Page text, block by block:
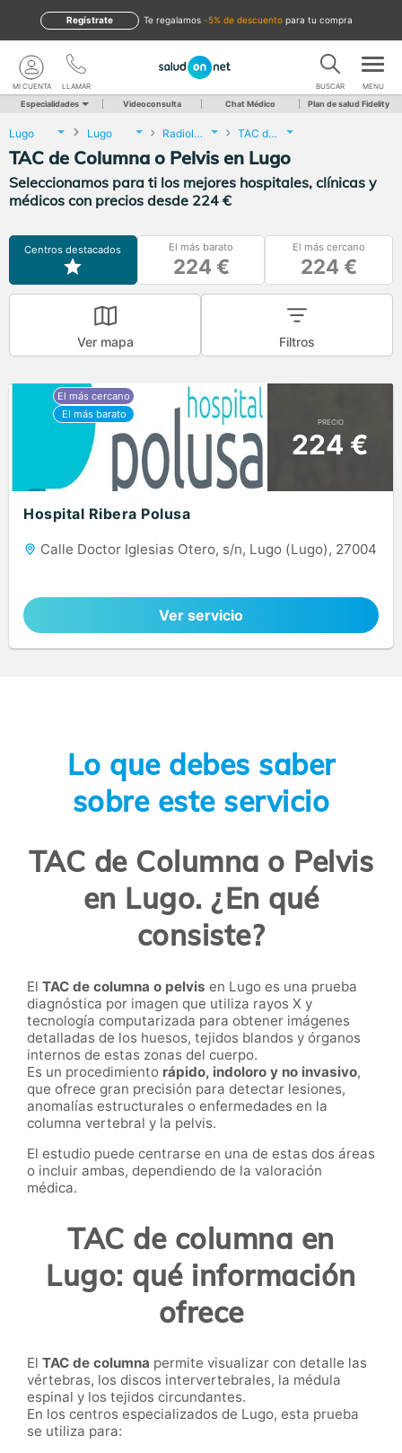
te regalamos -5% de descuento para tu compra
Regístrate
LLAMAR
MI CUENTA BUSCAR MENU
Especialidades Videoconsulta Chat Médico Plan de salud Fidelity
Lugo Lugo Radiología TAC de Columna o Pelvis
TAC de Columna o Pelvis en Lugo
Seleccionamos para ti los mejores hospitales, clínicas y
médicos con precios desde 224 €
Centros destacados El más barato
224 €
El más cercano
224 €
Ver mapa Filtros
PRECIO
224 €
Hospital Ribera Polusa
Calle Doctor Iglesias Otero, s/n, Lugo (Lugo), 27004
Ver servicio
Lo que debes saber
sobre este servicio
TAC de Columna o Pelvis
en Lugo. ¿En qué
consiste?
El TAC de columna o pelvis en Lugo es una prueba
diagnóstica por imagen que utiliza rayos X y
tecnología computarizada para obtener imágenes
detalladas de los huesos, tejidos blandos y órganos
internos de estas zonas del cuerpo.
Es un procedimiento rápido, indoloro y no invasivo,
que ofrece gran precisión para detectar lesiones,
anomalías estructurales o enfermedades en la
columna vertebral y la pelvis.
El estudio puede centrarse en una de estas dos áreas
o incluir ambas, dependiendo de la valoración
médica.
TAC de columna en
Lugo: qué información
ofrece
El TAC de columna permite visualizar con detalle las
vértebras, los discos intervertebrales, la médula
espinal y los tejidos circundantes.
En los centros especializados de Lugo, esta prueba
se utiliza para: